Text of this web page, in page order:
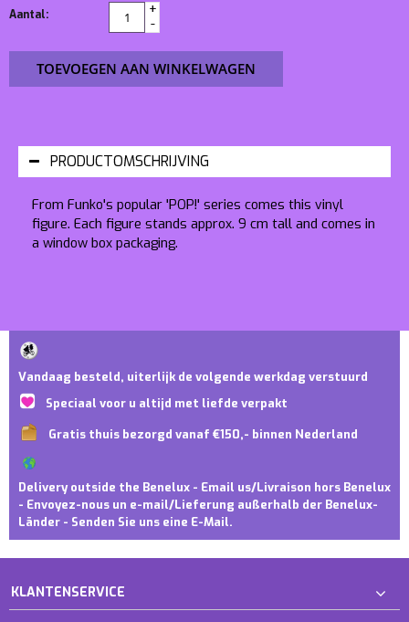
Aantal:
+
-
TOEVOEGEN AAN WINKELWAGEN
PRODUCTOMSCHRIJVING
From Funko's popular 'POP!' series comes this vinyl
figure. Each figure stands approx. 9 cm tall and comes in
a window box packaging.
Vandaag besteld, uiterlijk de volgende werkdag verstuurd
Speciaal voor u altijd met liefde verpakt
Gratis thuis bezorgd vanaf €150,- binnen Nederland
Delivery outside the Benelux - Email us/Livraison hors Benelux
- Envoyez-nous un e-mail/Lieferung außerhalb der Benelux-
Länder - Senden Sie uns eine E-Mail.
KLANTENSERVICE